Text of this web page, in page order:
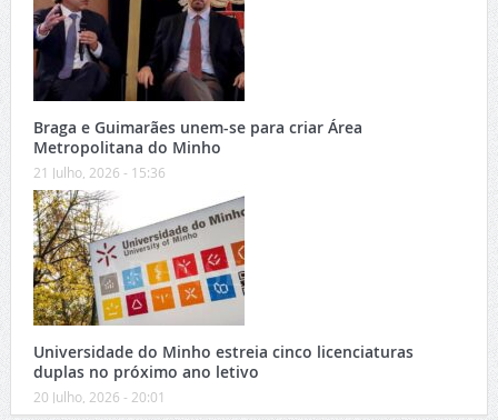
Braga e Guimarães unem-se para criar Área
Metropolitana do Minho
21 Julho, 2026 - 15:36
Universidade do Minho estreia cinco licenciaturas
duplas no próximo ano letivo
20 Julho, 2026 - 20:01